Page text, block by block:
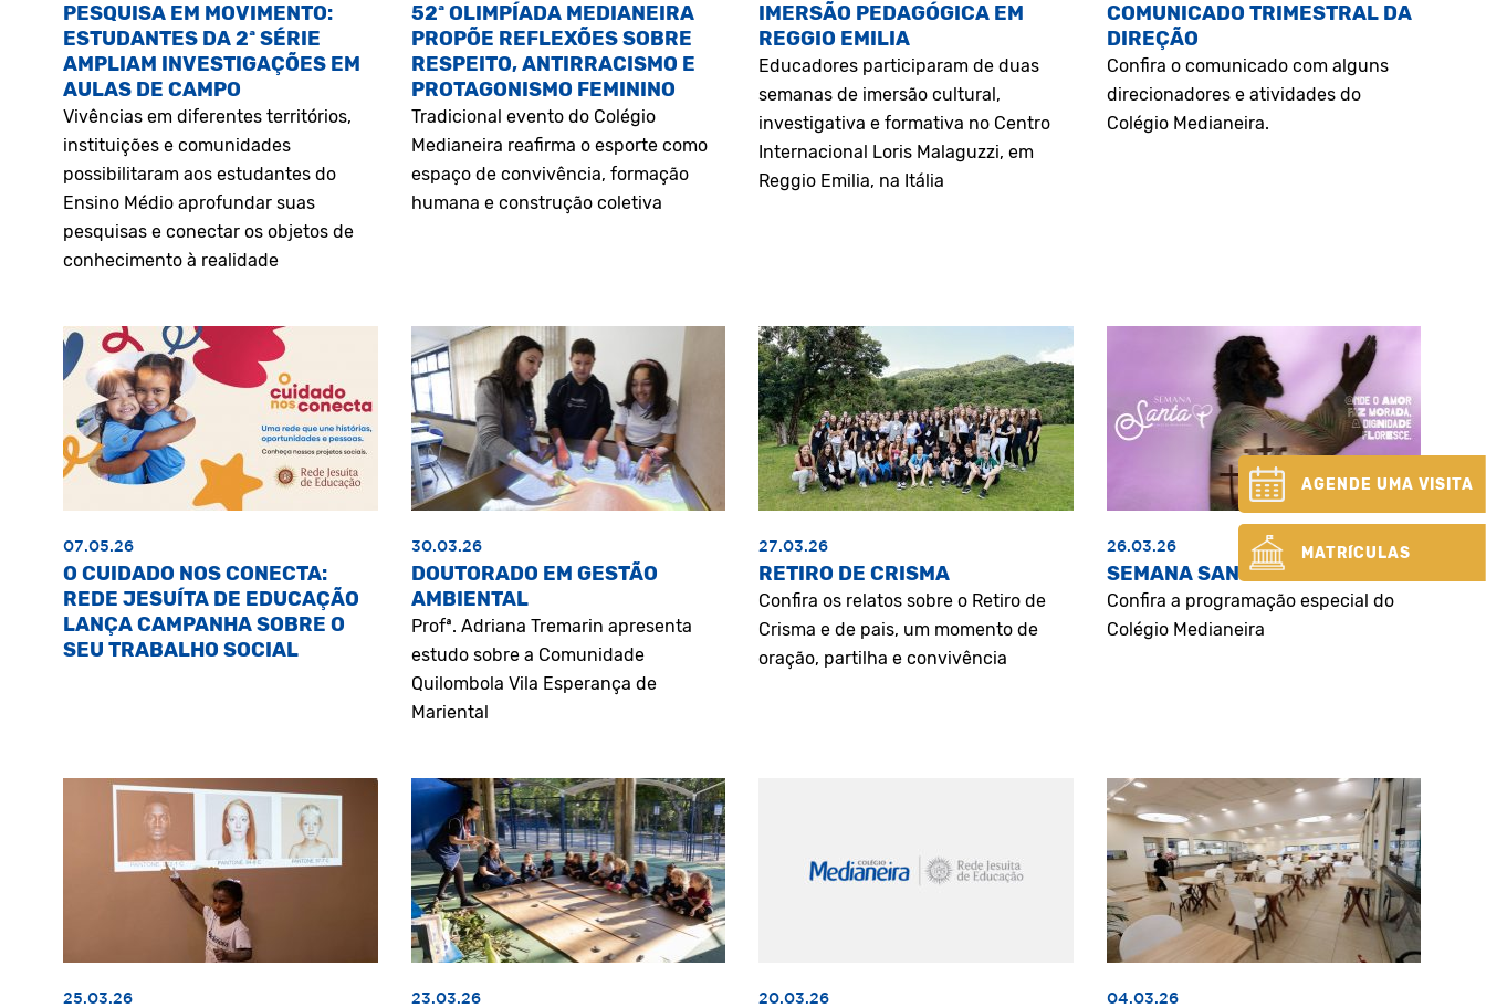
PESQUISA EM MOVIMENTO:
ESTUDANTES DA 2ª SÉRIE
AMPLIAM INVESTIGAÇÕES EM
AULAS DE CAMPO
Vivências em diferentes territórios,
instituições e comunidades
possibilitaram aos estudantes do
Ensino Médio aprofundar suas
pesquisas e conectar os objetos de
conhecimento à realidade
52ª OLIMPÍADA MEDIANEIRA
PROPÕE REFLEXÕES SOBRE
RESPEITO, ANTIRRACISMO E
PROTAGONISMO FEMININO
Tradicional evento do Colégio
Medianeira reafirma o esporte como
espaço de convivência, formação
humana e construção coletiva
IMERSÃO PEDAGÓGICA EM
REGGIO EMILIA
Educadores participaram de duas
semanas de imersão cultural,
investigativa e formativa no Centro
Internacional Loris Malaguzzi, em
Reggio Emilia, na Itália
COMUNICADO TRIMESTRAL DA
DIREÇÃO
Confira o comunicado com alguns
direcionadores e atividades do
Colégio Medianeira.
07.05.26
O CUIDADO NOS CONECTA:
REDE JESUÍTA DE EDUCAÇÃO
LANÇA CAMPANHA SOBRE O
SEU TRABALHO SOCIAL
30.03.26
DOUTORADO EM GESTÃO
AMBIENTAL
Profª. Adriana Tremarin apresenta
estudo sobre a Comunidade
Quilombola Vila Esperança de
Mariental
27.03.26
RETIRO DE CRISMA
Confira os relatos sobre o Retiro de
Crisma e de pais, um momento de
oração, partilha e convivência
26.03.26
SEMANA SANTA
Confira a programação especial do
Colégio Medianeira
25.03.26 23.03.26 20.03.26 04.03.26
AGENDE UMA VISITA
MATRÍCULAS